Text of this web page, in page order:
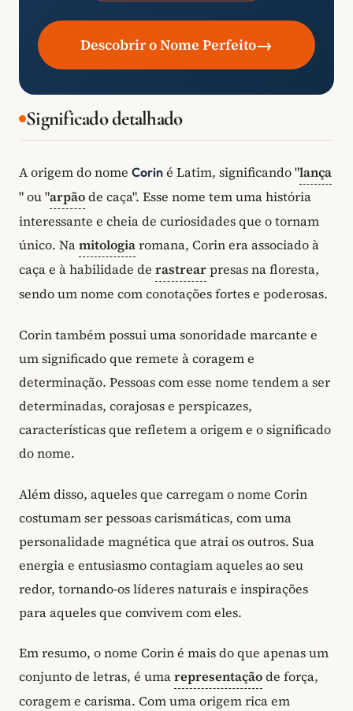
Descobrir o Nome Perfeito→
Significado detalhado
A origem do nome Corin é Latim, significando "lança
" ou "arpãode caça". Esse nome tem uma história
interessante e cheia de curiosidades que o tornam
único. Namitologiaromana, Corin era associado à
caça e à habilidade de rastrearpresas na floresta,
sendo um nome com conotações fortes e poderosas.
Corin também possui uma sonoridade marcante e
um significado que remete à coragem e
determinação. Pessoas com esse nome tendem a ser
determinadas, corajosas e perspicazes,
características que refletem a origem e o significado
do nome.
Além disso, aqueles que carregam o nome Corin
costumam ser pessoas carismáticas, com uma
personalidade magnética que atrai os outros. Sua
energia e entusiasmo contagiam aqueles ao seu
redor, tornando-os líderes naturais e inspirações
para aqueles que convivem com eles.
Em resumo, o nome Corin é mais do que apenas um
conjunto de letras, é umarepresentaçãode força,
coragem e carisma. Com uma origem rica em